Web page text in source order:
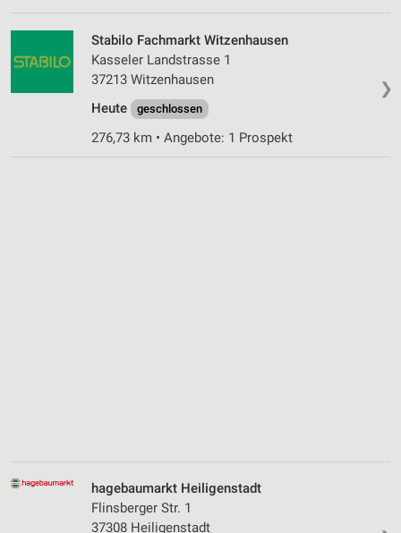
❯
Stabilo Fachmarkt Witzenhausen
Kasseler Landstrasse 1
37213 Witzenhausen
Heute
geschlossen
276,73 km • Angebote: 1 Prospekt
hagebaumarkt Heiligenstadt
Flinsberger Str. 1
37308 Heiligenstadt